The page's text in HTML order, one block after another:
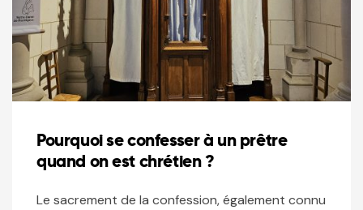
Pourquoi se confesser à un prêtre
quand on est chrétien ?
Le sacrement de la confession, également connu